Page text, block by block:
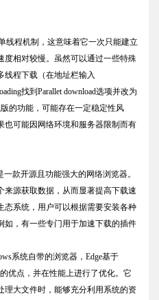
线程机制，这意味着它一次只能建立
度相对较慢。虽然可以通过一些特殊
线程下载（在地址栏输入
找到Parallet download选项并改为
的功能，可能存在一定稳定性风
也可能因网络环境和服务器限制而有
款开源且功能强大的网络浏览器。
源获取数据，从而显著提高下载速
态系统，用户可以根据需要安装各种
如，有一些专门用于加速下载的插件
系统自带的浏览器，Edge基于
优点，并在性能上进行了优化。它
理大文件时，能够充分利用系统的资